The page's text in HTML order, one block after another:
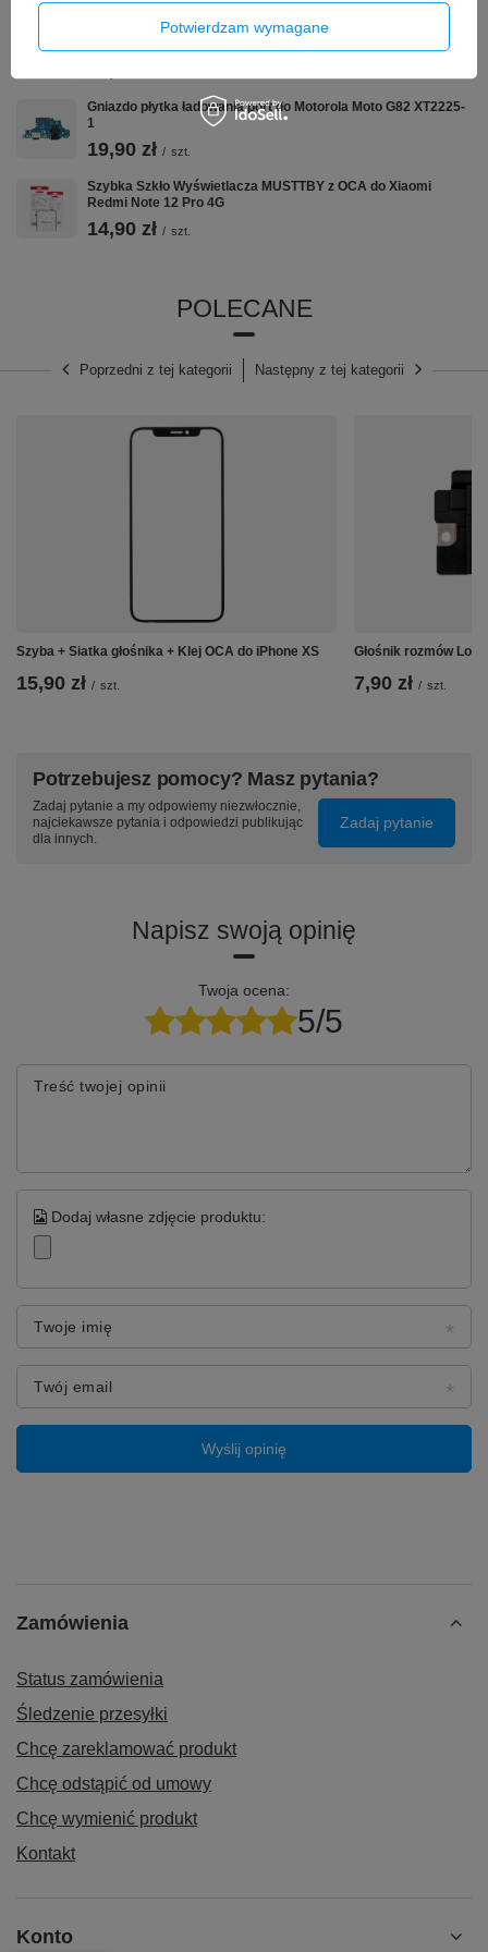
Szybka Szkło Wyświetlacza MUSTTBY z OCA do Samsung
Gniazdo płytka ładowania port do Motorola Moto G82 XT2225-
1
19,90 zł / szt.
Szybka Szkło Wyświetlacza MUSTTBY z OCA do Xiaomi
Redmi Note 12 Pro 4G
14,90 zł / szt.
POLECANE
Poprzedni z tej kategorii Następny z tej kategorii
Szyba + Siatka głośnika + Klej OCA do iPhone XS
15,90 zł / szt.
Głośnik rozmów
7,90 zł / szt.
Potrzebujesz pomocy? Masz pytania?
Zadaj pytanie a my odpowiemy niezwłocznie,
najciekawsze pytania i odpowiedzi publikując
dla innych.
Zadaj pytanie
Napisz swoją opinię
Twoja ocena:
5/5
Treść twojej opinii
Dodaj własne zdjęcie produktu:
Twoje imię
Twój email
Wyślij opinię
Zamówienia
Status zamówienia
Śledzenie przesyłki
Chcę zareklamować produkt
Chcę odstąpić od umowy
Chcę wymienić produkt
Kontakt
Konto
Potwierdzam wymagane